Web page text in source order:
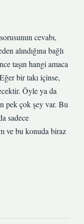
cevabı,
alındığına bağlı
taşın hangi amaca
bir takı içinse,
Öyle ya da
pek çok şey var. Bu
sadece
ve bu konuda biraz